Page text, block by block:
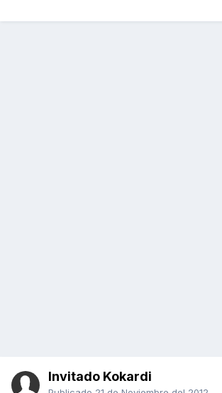
Invitado Kokardi